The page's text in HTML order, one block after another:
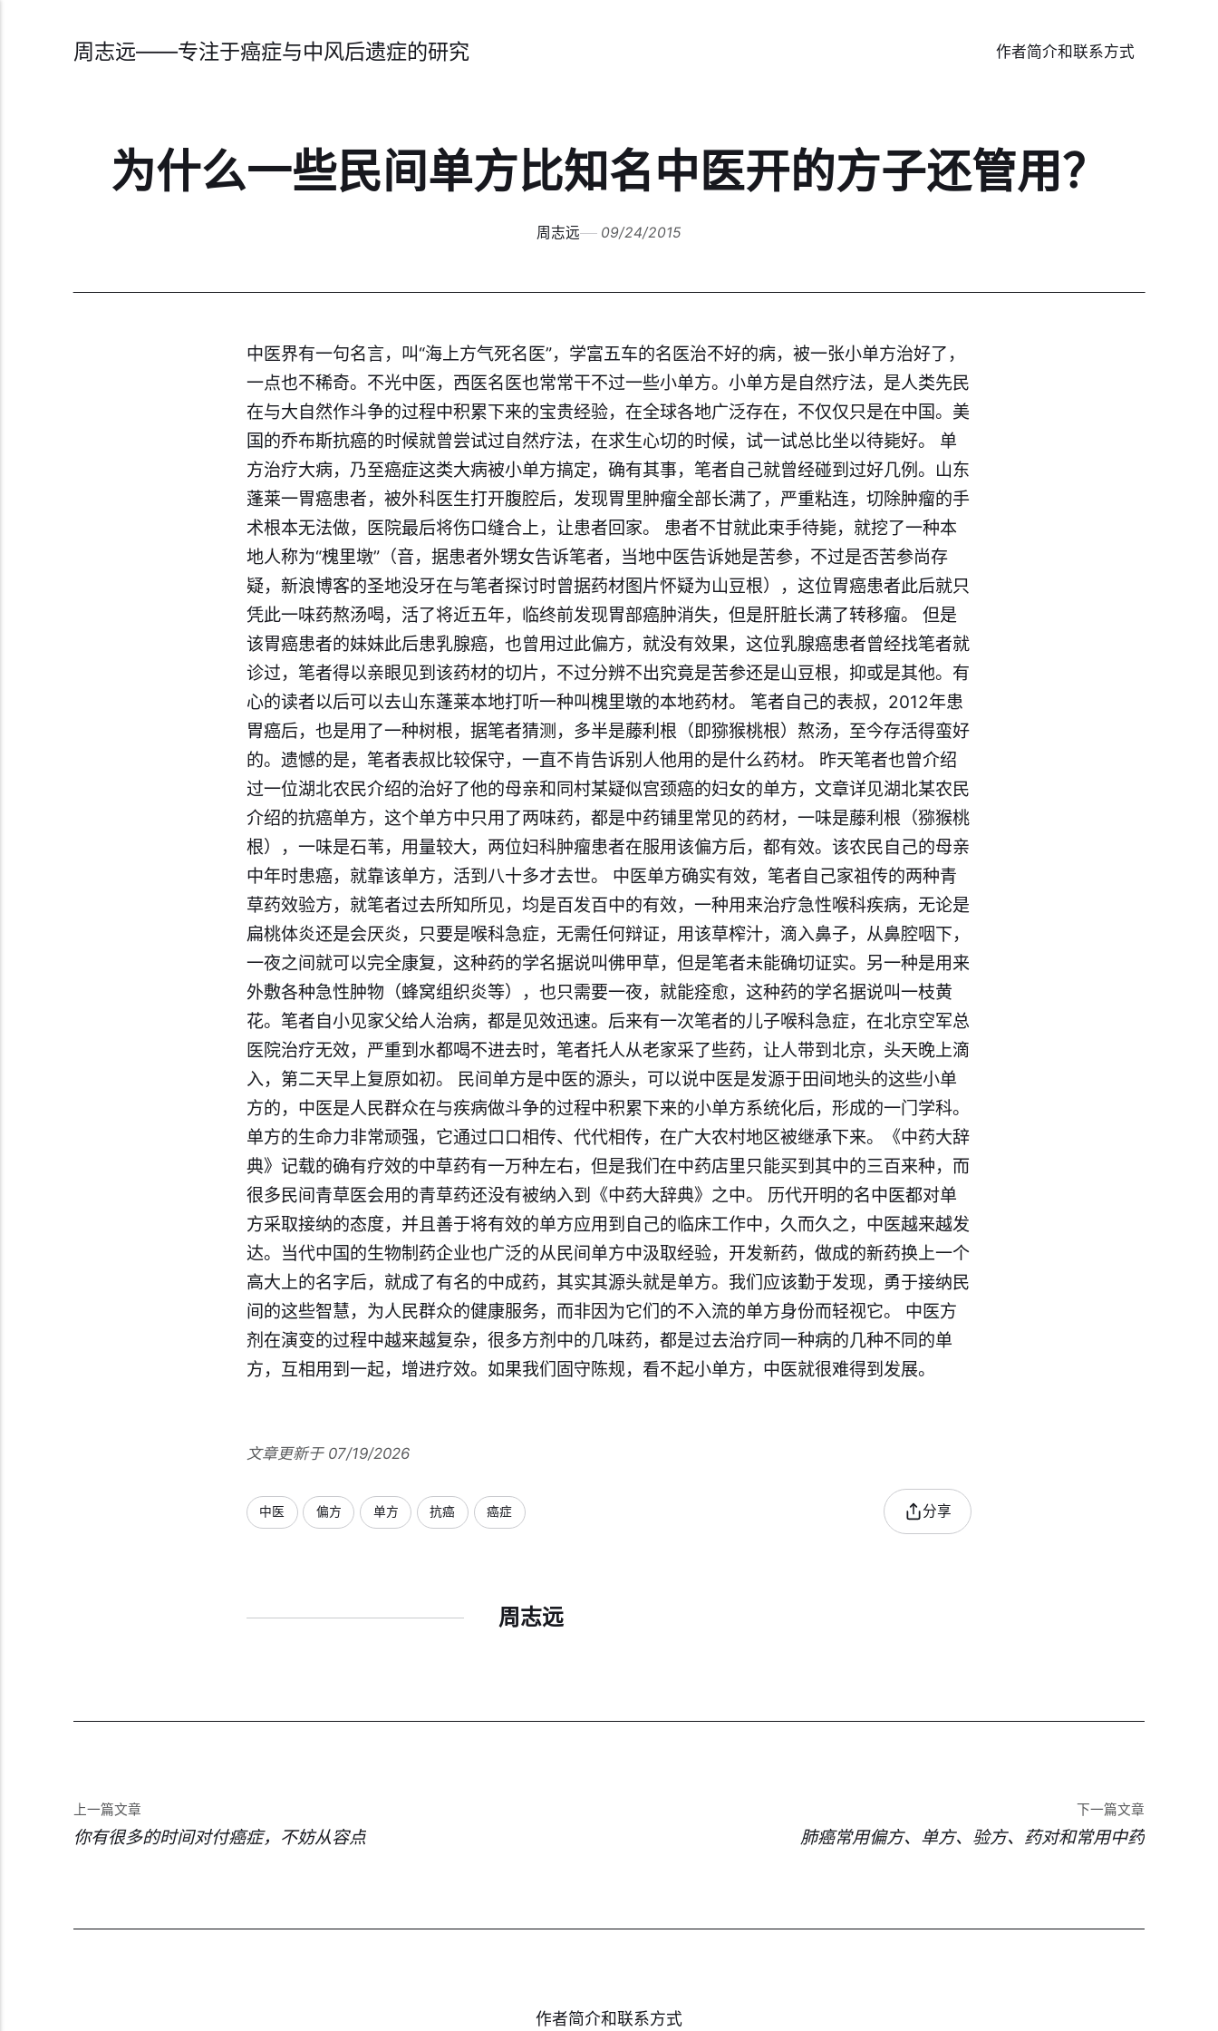
周志远——专注于癌症与中风后遗症的研究 作者简介和联系方式
为什么一些民间单方比知名中医开的方子还管用？
周志远 09/24/2015
中医界有一句名言，叫“海上方气死名医”，学富五车的名医治不好的病，被一张小单方治好了，
一点也不稀奇。不光中医，西医名医也常常干不过一些小单方。小单方是自然疗法，是人类先民
在与大自然作斗争的过程中积累下来的宝贵经验，在全球各地广泛存在，不仅仅只是在中国。美
国的乔布斯抗癌的时候就曾尝试过自然疗法，在求生心切的时候，试一试总比坐以待毙好。 单
方治疗大病，乃至癌症这类大病被小单方搞定，确有其事， 笔者自己就曾经碰到过好几例。山东
蓬莱一胃癌患者，被外科医生打开腹腔后，发现胃里肿瘤全部长满了，严重粘连，切除肿瘤的手
术根本无法做，医院最后将伤口缝合上，让患者回家。 患者不甘就此束手待毙，就挖了一种本
地人称为“槐里墩”（音，据患者外甥女告诉笔者，当地中医告诉她是苦参，不过是否苦参尚存
疑，新浪博客的圣地没牙在与笔者探讨时曾据药材图片怀疑为山豆根），这位胃癌患者此后就只
凭此一味药熬汤喝，活了将近五年，临终前发现胃部癌肿消失，但是肝脏长满了转移瘤。 但是
该胃癌患者的妹妹此后患乳腺癌，也曾用过此偏方，就没有效果，这位乳腺癌患者曾经找笔者就
诊过， 笔者得以亲眼见到该药材的切片，不过分辨不出究竟是苦参还是山豆根，抑或是其他。有
心的读者以后可以去山东蓬莱本地打听一种叫槐里墩的本地药材。 笔者自己的表叔，2012年患
胃癌后，也是用了一种树根，据笔者猜测，多半是藤利根（即猕猴桃根）熬汤，至今存活得蛮好
的。遗憾的是， 笔者表叔比较保守，一直不肯告诉别人他用的是什么药材。 昨天笔者也曾介绍
过一位湖北农民介绍的治好了他的母亲和同村某疑似宫颈癌的妇女的单方，文章详见湖北某农民
介绍的抗癌单方，这个单方中只用了两味药，都是中药铺里常见的药材，一味是藤利根（猕猴桃
根），一味是石苇，用量较大，两位妇科肿瘤患者在服用该偏方后，都有效。该农民自己的母亲
中年时患癌，就靠该单方，活到八十多才去世。 中医单方确实有效， 笔者自己家祖传的两种青
草药效验方，就笔者过去所知所见，均是百发百中的有效，一种用来治疗急性喉科疾病，无论是
扁桃体炎还是会厌炎，只要是喉科急症，无需任何辩证，用该草榨汁，滴入鼻子，从鼻腔咽下，
一夜之间就可以完全康复，这种药的学名据说叫佛甲草，但是笔者未能确切证实。另一种是用来
外敷各种急性肿物（蜂窝组织炎等），也只需要一夜，就能痊愈，这种药的学名据说叫一枝黄
花。 笔者自小见家父给人治病，都是见效迅速。后来有一次笔者的儿子喉科急症，在北京空军总
医院治疗无效，严重到水都喝不进去时， 笔者托人从老家采了些药，让人带到北京，头天晚上滴
入，第二天早上复原如初。 民间单方是中医的源头，可以说中医是发源于田间地头的这些小单
方的，中医是人民群众在与疾病做斗争的过程中积累下来的小单方系统化后，形成的一门学科。
单方的生命力非常顽强，它通过口口相传、代代相传，在广大农村地区被继承下来。《中药大辞
典》记载的确有疗效的中草药有一万种左右，但是我们在中药店里只能买到其中的三百来种，而
很多民间青草医会用的青草药还没有被纳入到《中药大辞典》之中。 历代开明的名中医都对单
方采取接纳的态度，并且善于将有效的单方应用到自己的临床工作中，久而久之，中医越来越发
达。当代中国的生物制药企业也广泛的从民间单方中汲取经验，开发新药，做成的新药换上一个
高大上的名字后，就成了有名的中成药，其实其源头就是单方。我们应该勤于发现，勇于接纳民
间的这些智慧，为人民群众的健康服务，而非因为它们的不入流的单方身份而轻视它。 中医方
剂在演变的过程中越来越复杂，很多方剂中的几味药，都是过去治疗同一种病的几种不同的单
方，互相用到一起，增进疗效。如果我们固守陈规，看不起小单方，中医就很难得到发展。
文章更新于 07/19/2026
中医 偏方 单方 抗癌 癌症 分享
周志远
上一篇文章
你有很多的时间对付癌症，不妨从容点
下一篇文章
肺癌常用偏方、单方、验方、药对和常用中药
作者简介和联系方式